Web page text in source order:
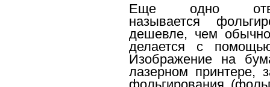
Еще одно
называется
дешевле, чем
делается с
Изображение на
лазерном принтере,